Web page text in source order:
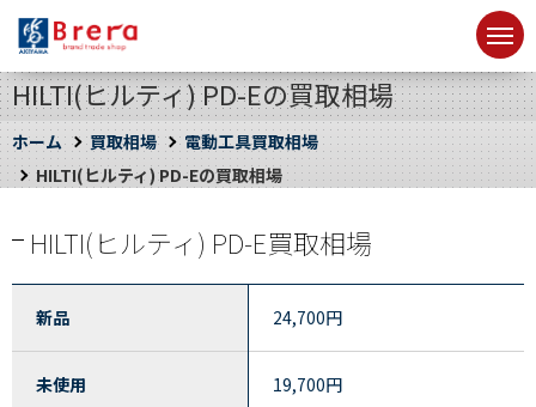
HILTI(ヒルティ) PD-Eの買取相場
ホーム 買取相場
電動工具買取相場
HILTI(ヒルティ) PD-Eの買取相場
HILTI(ヒルティ) PD-E買取相場
新品 24,700円
未使用 19,700円